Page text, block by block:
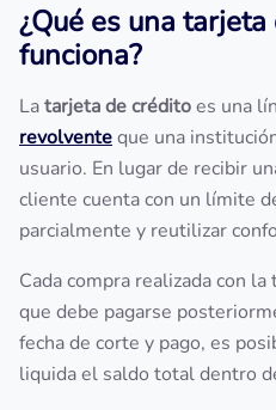
¿Qué es una
funciona?
Latarjeta de créditoes una
revolventeque una
usuario. En lugar de recibir
cliente cuenta con un límite
parcialmente y reutilizar
Cada compra realizada con
que debe pagarse
fecha de corte y pago, es
liquida el saldo total dentro